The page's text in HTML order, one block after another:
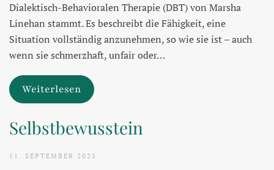
Dialektisch-Behavioralen Therapie (DBT) von Marsha
Linehan stammt. Es beschreibt die Fähigkeit, eine
Situation vollständig anzunehmen, so wie sie ist – auch
wenn sie schmerzhaft, unfair oder…
Weiterlesen
Selbstbewusstein
11. SEPTEMBER 2025